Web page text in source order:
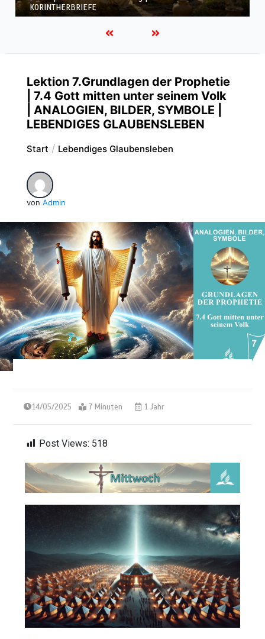
KORINTHERBRIEFE
Lektion 7.Grundlagen der Prophetie
| 7.4 Gott mitten unter seinem Volk
| ANALOGIEN, BILDER, SYMBOLE |
LEBENDIGES GLAUBENSLEBEN
Start Lebendiges Glaubensleben
von Admin
14/05/2025 7 Minuten 1 Jahr
Post Views: 518